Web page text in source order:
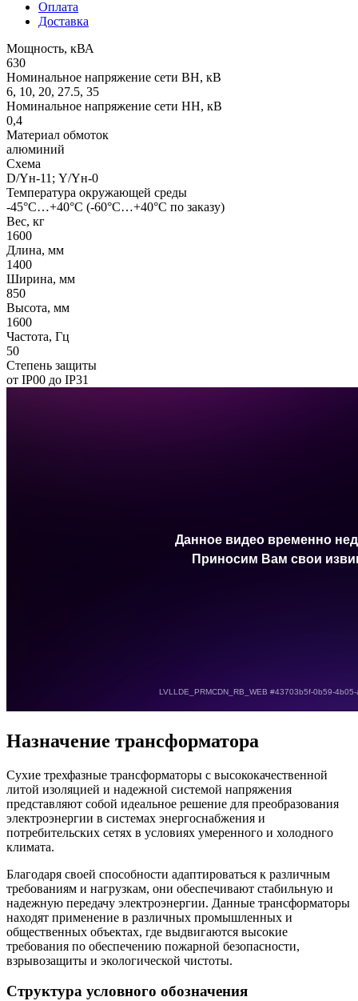
Оплата
Доставка
Мощность, кВА
630
Номинальное напряжение сети ВН, кВ
6, 10, 20, 27.5, 35
Номинальное напряжение сети НН, кВ
0,4
Материал обмоток
алюминий
Схема
D/Yн-11; Y/Yн-0
Температура окружающей среды
-45°С…+40°С (-60°С…+40°С по заказу)
Вес, кг
1600
Длина, мм
1400
Ширина, мм
850
Высота, мм
1600
Частота, Гц
50
Степень защиты
от IP00 до IP31
Назначение трансформатора
Сухие трехфазные трансформаторы с высококачественной
литой изоляцией и надежной системой напряжения
представляют собой идеальное решение для преобразования
электроэнергии в системах энергоснабжения и
потребительских сетях в условиях умеренного и холодного
климата.
Благодаря своей способности адаптироваться к различным
требованиям и нагрузкам, они обеспечивают стабильную и
надежную передачу электроэнергии. Данные трансформаторы
находят применение в различных промышленных и
общественных объектах, где выдвигаются высокие
требования по обеспечению пожарной безопасности,
взрывозащиты и экологической чистоты.
Структура условного обозначения